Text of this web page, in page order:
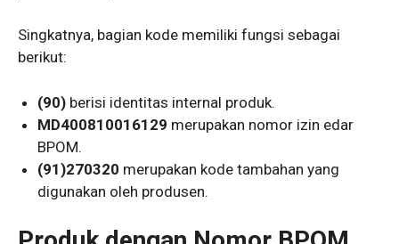
Singkatnya, bagian kode memiliki fungsi sebagai
berikut:
(90) berisi identitas internal produk.
MD400810016129 merupakan nomor izin edar
BPOM.
(91)270320 merupakan kode tambahan yang
digunakan oleh produsen.